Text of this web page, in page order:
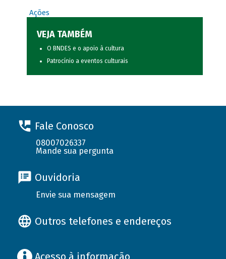
Ações
VEJA TAMBÉM
O BNDES e o apoio à cultura
Patrocínio a eventos culturais
Fale Conosco
08007026337
Mande sua pergunta
Ouvidoria
Envie sua mensagem
Outros telefones e endereços